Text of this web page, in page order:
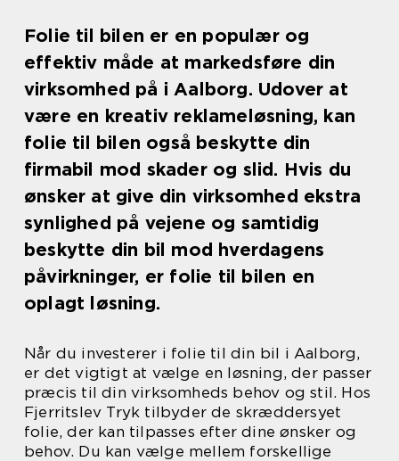
Folie til bilen er en populær og
effektiv måde at markedsføre din
virksomhed på i Aalborg. Udover at
være en kreativ reklameløsning, kan
folie til bilen også beskytte din
firmabil mod skader og slid. Hvis du
ønsker at give din virksomhed ekstra
synlighed på vejene og samtidig
beskytte din bil mod hverdagens
påvirkninger, er folie til bilen en
oplagt løsning.
Når du investerer i folie til din bil i Aalborg,
er det vigtigt at vælge en løsning, der passer
præcis til din virksomheds behov og stil. Hos
Fjerritslev Tryk tilbyder de skræddersyet
folie, der kan tilpasses efter dine ønsker og
behov. Du kan vælge mellem forskellige